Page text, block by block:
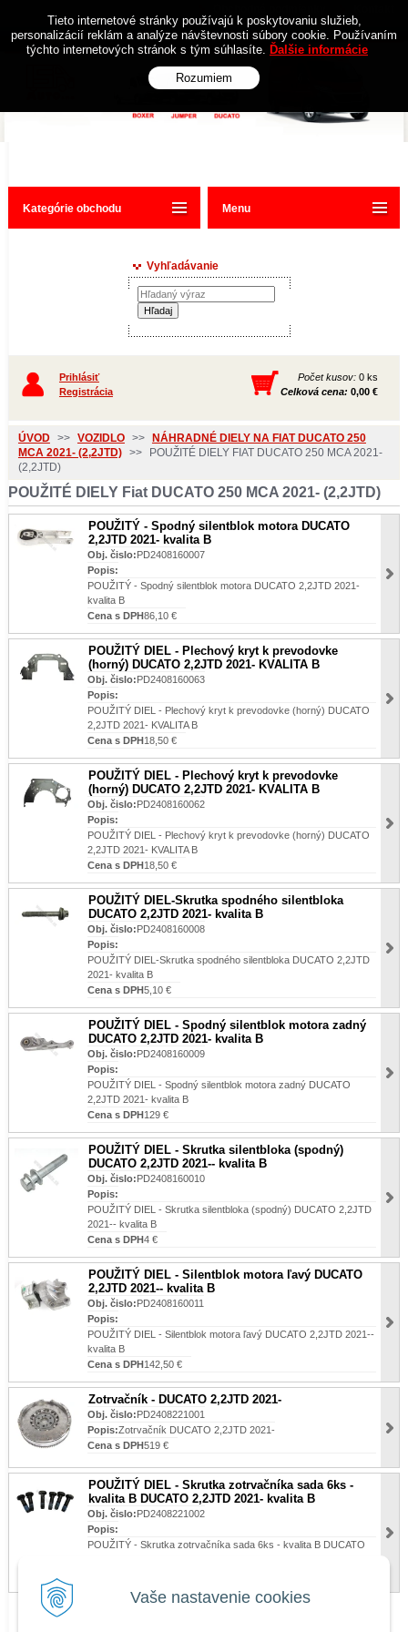
Vaše nastavenie cookies
Kategórie obchodu
Vyhľadávanie
Prihlásiť
Registrácia
Počet kusov: 0 ks
Celková cena: 0,00 €
ÚVOD >> VOZIDLO >>
NÁHRADNÉ DIELY NA FIAT DUCATO 250
MCA 2021- (2,2JTD) >>
POUŽITÉ DIELY FIAT DUCATO 250 MCA 2021-
(2,2JTD)
POUŽITÉ DIELY Fiat DUCATO 250 MCA 2021- (2,2JTD)
POUŽITÝ - Spodný silentblok motora DUCATO
2,2JTD 2021- kvalita B
Obj. čislo:PD2408160007
Popis:
POUŽITÝ - Spodný silentblok motora DUCATO 2,2JTD 2021-
kvalita B
Cena s DPH86,10 €
POUŽITÝ DIEL - Plechový kryt k prevodovke
(horný) DUCATO 2,2JTD 2021- KVALITA B
Obj. čislo:PD2408160063
Popis:
POUŽITÝ DIEL - Plechový kryt k prevodovke (horný) DUCATO
2,2JTD 2021- KVALITA B
Cena s DPH18,50 €
POUŽITÝ DIEL - Plechový kryt k prevodovke
(horný) DUCATO 2,2JTD 2021- KVALITA B
Obj. čislo:PD2408160062
Popis:
POUŽITÝ DIEL - Plechový kryt k prevodovke (horný) DUCATO
2,2JTD 2021- KVALITA B
Cena s DPH18,50 €
POUŽITÝ DIEL-Skrutka spodného silentbloka
DUCATO 2,2JTD 2021- kvalita B
Obj. čislo:PD2408160008
Popis:
POUŽITÝ DIEL-Skrutka spodného silentbloka DUCATO 2,2JTD
2021- kvalita B
Cena s DPH5,10 €
POUŽITÝ DIEL - Spodný silentblok motora zadný
DUCATO 2,2JTD 2021- kvalita B
Obj. čislo:PD2408160009
Popis:
POUŽITÝ DIEL - Spodný silentblok motora zadný DUCATO
2,2JTD 2021- kvalita B
Cena s DPH129 €
POUŽITÝ DIEL - Skrutka silentbloka (spodný)
DUCATO 2,2JTD 2021-- kvalita B
Obj. čislo:PD2408160010
Popis:
POUŽITÝ DIEL - Skrutka silentbloka (spodný) DUCATO 2,2JTD
2021-- kvalita B
Cena s DPH4 €
POUŽITÝ DIEL - Silentblok motora ľavý DUCATO
2,2JTD 2021-- kvalita B
Obj. čislo:PD2408160011
Popis:
POUŽITÝ DIEL - Silentblok motora ľavý DUCATO 2,2JTD 2021--
kvalita B
Cena s DPH142,50 €
Zotrvačník - DUCATO 2,2JTD 2021-
Obj. čislo:PD2408221001
Popis:Zotrvačník DUCATO 2,2JTD 2021-
Cena s DPH519 €
POUŽITÝ DIEL - Skrutka zotrvačníka sada 6ks -
kvalita B DUCATO 2,2JTD 2021- kvalita B
Obj. čislo:PD2408221002
Popis:
POUŽITÝ - Skrutka zotrvačníka sada 6ks - kvalita B DUCATO
Menu
Tieto internetové stránky používajú k poskytovaniu služieb,
personalizácií reklám a analýze návštevnosti súbory cookie. Používaním
týchto internetových stránok s tým súhlasíte. Ďalšie informácie
Rozumiem